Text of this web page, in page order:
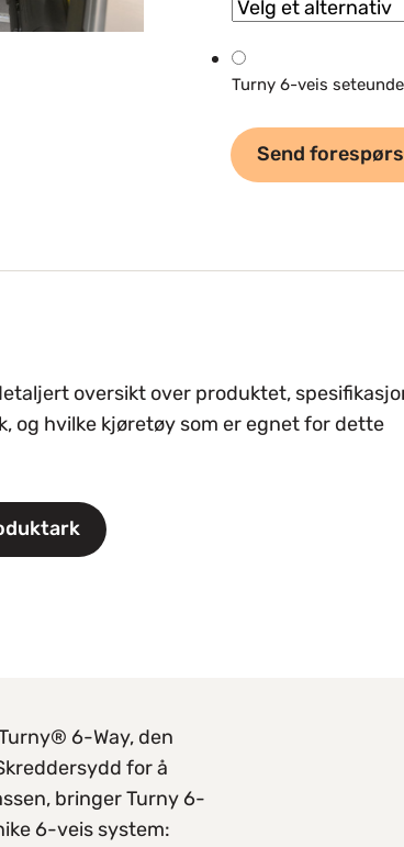
Turny 6-veis
Send
oversikt over produktet,
og hvilke kjøretøy som er egnet for dette
6-Way, den
for å
bringer Turny 6-
6-veis system: